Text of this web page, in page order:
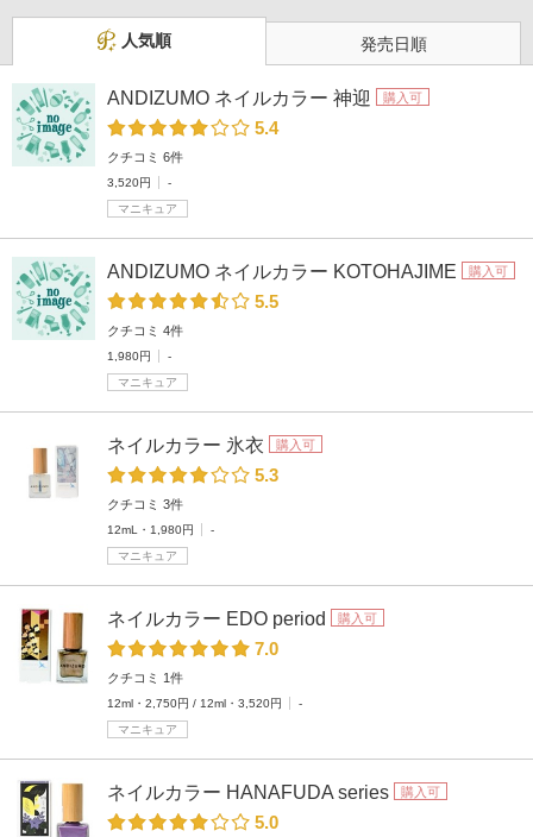
人気順 発売日順
ANDIZUMO ネイルカラー 神迎 購入可
5.4
クチコミ 6件
3,520円
-
マニキュア
ANDIZUMO ネイルカラー KOTOHAJIME 購入可
5.5
クチコミ 4件
1,980円
-
マニキュア
ネイルカラー 氷衣 購入可
5.3
クチコミ 3件
12mL・1,980円
-
マニキュア
ネイルカラー EDO period 購入可
7.0
クチコミ 1件
12ml・2,750円 / 12ml・3,520円
-
マニキュア
ネイルカラー HANAFUDA series 購入可
5.0